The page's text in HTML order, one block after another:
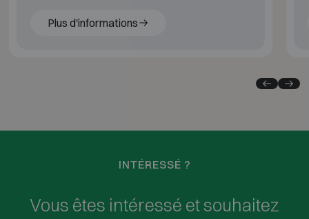
Plus d'informations
INTÉRESSÉ ?
Vous êtes intéressé et souhaitez